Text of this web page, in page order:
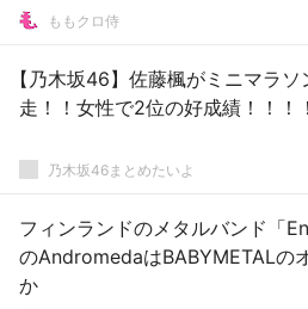
を！ももクロ侍
【乃木坂46】佐藤楓がミニマラ
走！！女性で2位の好成績！！！！
乃木坂46まとめたいよ
フィンランドのメタルバンド「
のAndromedaはBABYMETALの
か